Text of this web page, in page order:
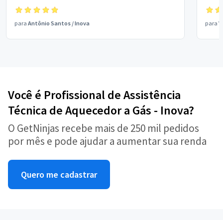
para Antônio Santos /Inova para
Você é Profissional de Assistência
Técnica de Aquecedor a Gás - Inova?
O GetNinjas recebe mais de 250 mil pedidos
por mês e pode ajudar a aumentar sua renda
Quero me cadastrar